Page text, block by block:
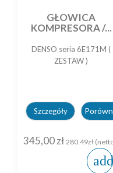
GŁOWICA
KOMPRESORA /...
DENSO seria 6E171M (
ZESTAW )
Szczegóły
345,00 zł 280.49zł